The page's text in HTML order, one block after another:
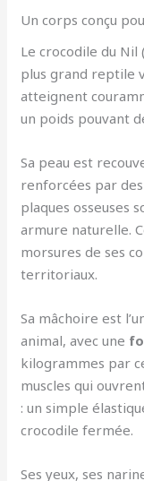
Un corps conçu
Le crocodile du Nil (
plus grand reptile
atteignent
un poids pouvant
Sa peau est
renforcées par
plaques osseuses
armure naturelle.
morsures de ses
territoriaux.
Sa mâchoire est
animal, avec une
kilogrammes par
muscles qui
: un simple
crocodile fermée.
Ses yeux, ses